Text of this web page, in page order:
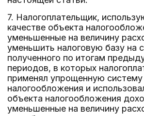
7. Налогоплательщик,
качестве объекта
уменьшенные на величину
уменьшить налоговую базу на
полученного по итогам
периодов, в которых
применял упрощенную систему
налогообложения и
объекта налогообложения
уменьшенные на величину